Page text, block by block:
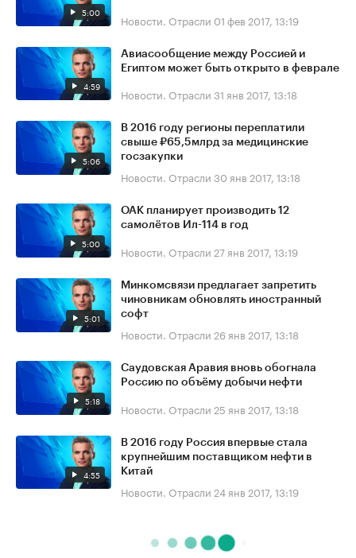
5:00 Новости. Отрасли 01 фев 2017, 13:19
4:59
Авиасообщение между Россией и
Египтом может быть открыто в феврале
Новости. Отрасли 31 янв 2017, 13:18
5:06
В 2016 году регионы переплатили
свыше ₽65,5млрд за медицинские
госзакупки
Новости. Отрасли 30 янв 2017, 13:18
5:00
ОАК планирует производить 12
самолётов Ил-114 в год
Новости. Отрасли 27 янв 2017, 13:19
5:01
Минкомсвязи предлагает запретить
чиновникам обновлять иностранный
софт
Новости. Отрасли 26 янв 2017, 13:18
5:18
Саудовская Аравия вновь обогнала
Россию по объёму добычи нефти
Новости. Отрасли 25 янв 2017, 13:18
4:55
В 2016 году Россия впервые стала
крупнейшим поставщиком нефти в
Китай
Новости. Отрасли 24 янв 2017, 13:19